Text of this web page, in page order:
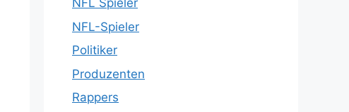
NFL Spieler
NFL-Spieler
Politiker
Produzenten
Rappers